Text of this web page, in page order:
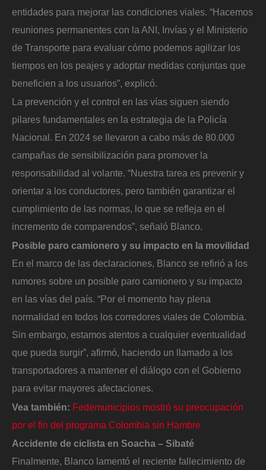
entidades para mejorar las condiciones viales. “Hacemos
reuniones permanentes con la ANI, Invías y el Ministerio
de Transporte para evaluar cómo podemos agilizar los
tiempos en los peajes y adoptar medidas conjuntas que
beneficien a los usuarios”, explicó.
La prevención y el control en las vías siguen siendo
pilares fundamentales en la estrategia de la Policía
Nacional. En 2024 se llevaron a cabo más de 80.000
campañas de sensibilización para promover la
responsabilidad al volante. “Nuestra tarea es prevenir y
orientar a los conductores, pero también garantizar el
cumplimiento de las normas, lo que se refleja en el
incremento de comparendos”, señaló Blanco.
Posible paro camionero y su impacto en la movilidad
En el marco de las declaraciones, Blanco se refirió a los
rumores sobre un posible paro camionero y su impacto
en las vías del país. “Por el momento hay plena
normalidad en todos los corredores viales de Colombia.
Sin embargo, estamos atentos a cualquier eventualidad
que pueda surgir”, afirmó, haciendo un llamado a los
transportadores a mantener el diálogo con el Gobierno
para evitar mayores afectaciones.
Vea también: Fedemunicipios mostró su preocupación
por el fin del programa Colombia sin Hambre
Accidente de ciclista en Soacha – Sibaté
Finalmente, Blanco lamentó el reciente fallecimiento de